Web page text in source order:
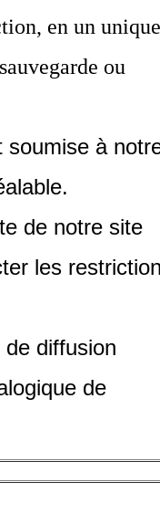
en un unique
ou
soumise à
de notre site
les
diffusion
de